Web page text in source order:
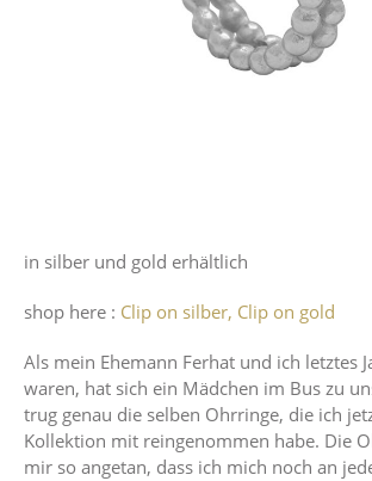
in silber und gold erhältlich
shop here : Clip on silber, Clip on gold
Als mein Ehemann Ferhat und ich letztes
waren, hat sich ein Mädchen im Bus zu
trug genau die selben Ohrringe, die ich
Kollektion mit reingenommen habe. Die
mir so angetan, dass ich mich noch an